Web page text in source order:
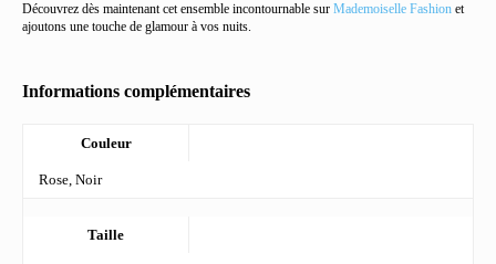
Découvrez dès maintenant cet ensemble incontournable sur Mademoiselle Fashion et
ajoutons une touche de glamour à vos nuits.
Informations complémentaires
Couleur
Rose, Noir
Taille